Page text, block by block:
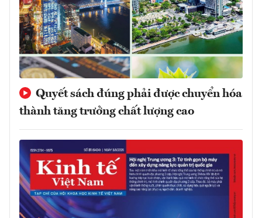
Quyết sách đúng phải được chuyển hóa
thành tăng trưởng chất lượng cao